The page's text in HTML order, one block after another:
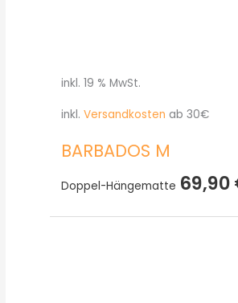
inkl. 19 % MwSt.
inkl. Versandkosten ab 30€
BARBADOS M
Doppel-Hängematte 69,90